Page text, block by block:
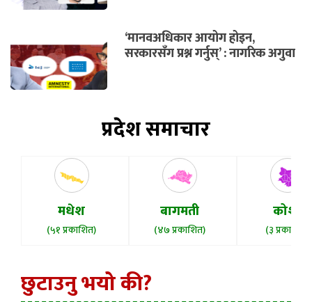
‘मानवअधिकार आयोग होइन,
सरकारसँग प्रश्न गर्नुस्’ : नागरिक अगुवा
प्रदेश समाचार
मधेश
(५१ प्रकाशित)
बागमती
(४७ प्रकाशित)
कोशी
(३ प्रकाशित)
छुटाउनु भयो की?